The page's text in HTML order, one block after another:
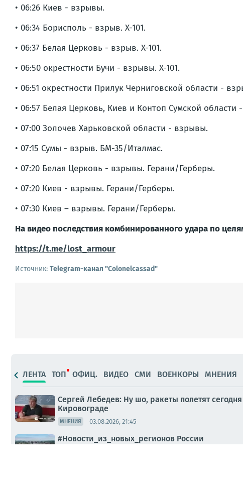
• 06:26 Киев - взрывы.
• 06:34 Борисполь - взрыв. Х-101.
• 06:37 Белая Церковь - взрыв. Х-101.
• 06:50 окрестности Бучи - взрывы. Х-101.
• 06:51 окрестности Прилук Черниговской области -
• 06:57 Белая Церковь, Киев и Контоп Сумской
• 07:00 Золочев Харьковской области - взрывы.
• 07:15 Сумы - взрыв. БМ-35/Италмас.
• 07:20 Белая Церковь - взрывы. Герани/Герберы.
• 07:20 Киев - взрывы. Герани/Герберы.
• 07:30 Киев – взрывы. Герани/Герберы.
На видео последствия комбинированного удара по
https://t.me/lost_armour
Источник: Telegram-канал "Сolonelcassad"
ЛЕНТА ТОП ОФИЦ. ВИДЕО СМИ ВОЕНКОРЫ МНЕНИЯ
Сергей Лебедев: Ну шо, ракеты полетят
Кировограде
МНЕНИЯ 03.08.2026, 21:45
#Новости_из_новых_регионов России